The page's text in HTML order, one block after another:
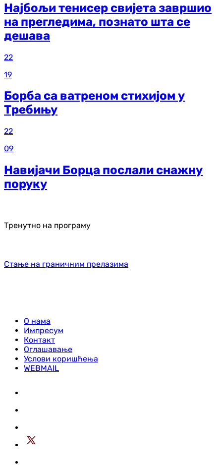
Најбољи тенисер свијета завршио
на прегледима, познато шта се
дешава
22
19
Борба са ватреном стихијом у
Требињу
22
09
Навијачи Борца послали снажну
поруку
Тренутно на програму
Стање на граничним прелазима
О нама
Импресум
Контакт
Оглашавање
Услови коришћења
WEBMAIL